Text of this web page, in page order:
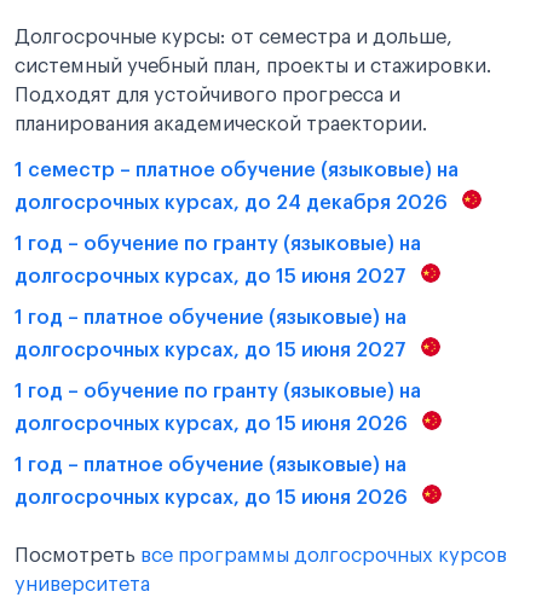
Долгосрочные курсы: от семестра и дольше,
системный учебный план, проекты и стажировки.
Подходят для устойчивого прогресса и
планирования академической траектории.
1 семестр – платное обучение (языковые) на
долгосрочных курсах, до 24 декабря 2026
1 год – обучение по гранту (языковые) на
долгосрочных курсах, до 15 июня 2027
1 год – платное обучение (языковые) на
долгосрочных курсах, до 15 июня 2027
1 год – обучение по гранту (языковые) на
долгосрочных курсах, до 15 июня 2026
1 год – платное обучение (языковые) на
долгосрочных курсах, до 15 июня 2026
Посмотреть все программы долгосрочных курсов
университета